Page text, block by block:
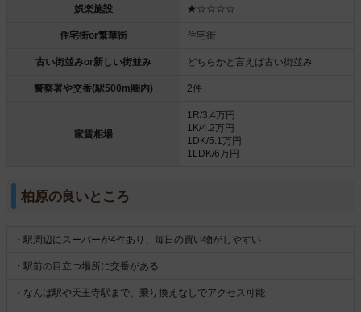
娯楽施設 ★☆☆☆☆
住宅街or繁華街 住宅街
古い街並みor新しい街並み どちらかと言えば古い街並み
警察署や交番(駅500m圏内) 2件
家賃相場
1R/3.4万円
1K/4.2万円
1DK/5.1万円
1LDK/6万円
柏原の良いところ
・駅周辺にスーパーが4件あり、毎日の買い物がしやすい
・駅前の目立つ場所に交番がある
・なんば駅や天王寺駅まで、乗り換えなしでアクセス可能